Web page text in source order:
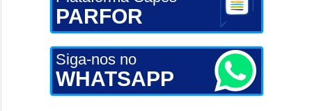
PARFOR
Siga-nos no
WHATSAPP